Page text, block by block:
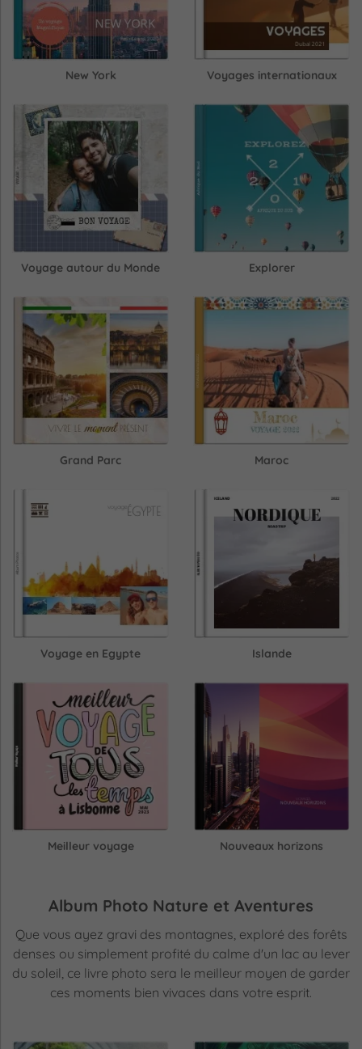
New York Voyages internationaux
Voyage autour du Monde Explorer
Grand Parc Maroc
Voyage en Egypte Islande
Meilleur voyage Nouveaux horizons
Album Photo Nature et Aventures
Que vous ayez gravi des montagnes, exploré des forêts
denses ou simplement profité du calme d'un lac au lever
du soleil, ce livre photo sera le meilleur moyen de garder
ces moments bien vivaces dans votre esprit.